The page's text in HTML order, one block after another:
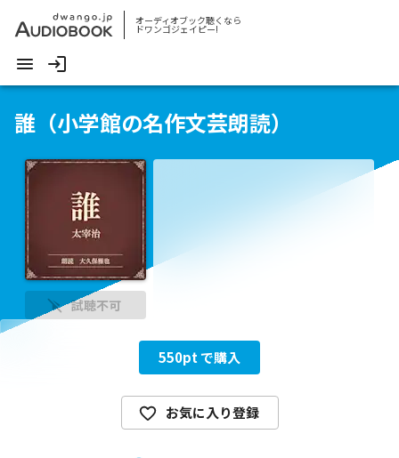
オーディオブック聴くなら
ドワンゴジェイピー!
誰（小学館の名作文芸朗読）
試聴不可
550pt で購入
お気に入り登録